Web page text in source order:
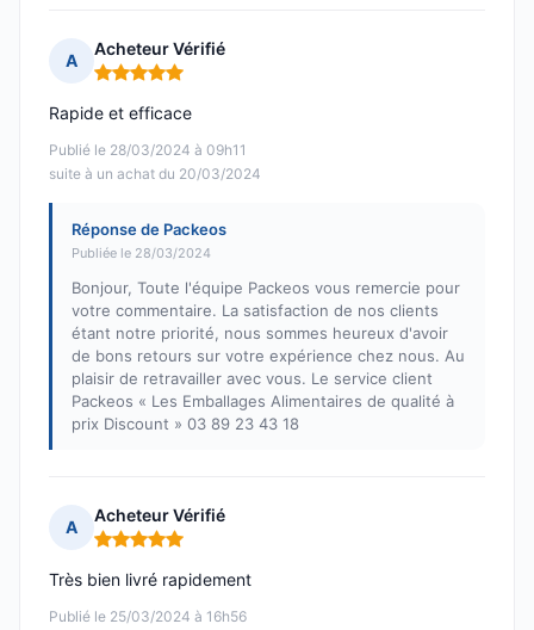
A
Acheteur Vérifié
Note : 5 sur 5
Publié le 28/03/2024 à 09h11
suite à un achat du 20/03/2024
Rapide et efficace
Réponse de Packeos
Publiée le 28/03/2024
Bonjour, Toute l'équipe Packeos vous remercie pour
votre commentaire. La satisfaction de nos clients
étant notre priorité, nous sommes heureux d'avoir
de bons retours sur votre expérience chez nous. Au
plaisir de retravailler avec vous. Le service client
Packeos « Les Emballages Alimentaires de qualité à
prix Discount » 03 89 23 43 18
A
Acheteur Vérifié
Note : 5 sur 5
Publié le 25/03/2024 à 16h56
Très bien livré rapidement